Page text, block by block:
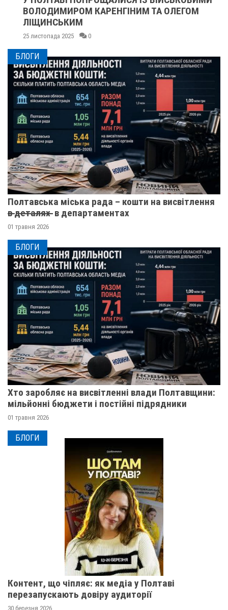
ВОЛОДИМИРОМ КАРЕНГІНИМ ТА ОЛЕГОМ
ЛІЩИНСЬКИМ
25 листопада 2025 0
БЛОГИ
Полтавська міська рада – кошти на висвітлення
в̶ ̶д̶е̶т̶а̶л̶я̶х̶ ̶ в департаментах
01 травня 2026
БЛОГИ
Хто заробляє на висвітленні влади Полтавщини:
мільйонні бюджети і постійні підрядники
01 травня 2026
БЛОГИ
Контент, що чіпляє: як медіа у Полтаві
перезапускають довіру аудиторії
30 березня 2026